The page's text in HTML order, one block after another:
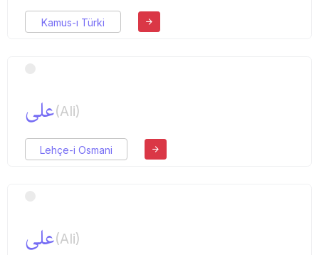
Kamus-ı Türki
علی(Ali)
Lehçe-i Osmani
علی(Ali)